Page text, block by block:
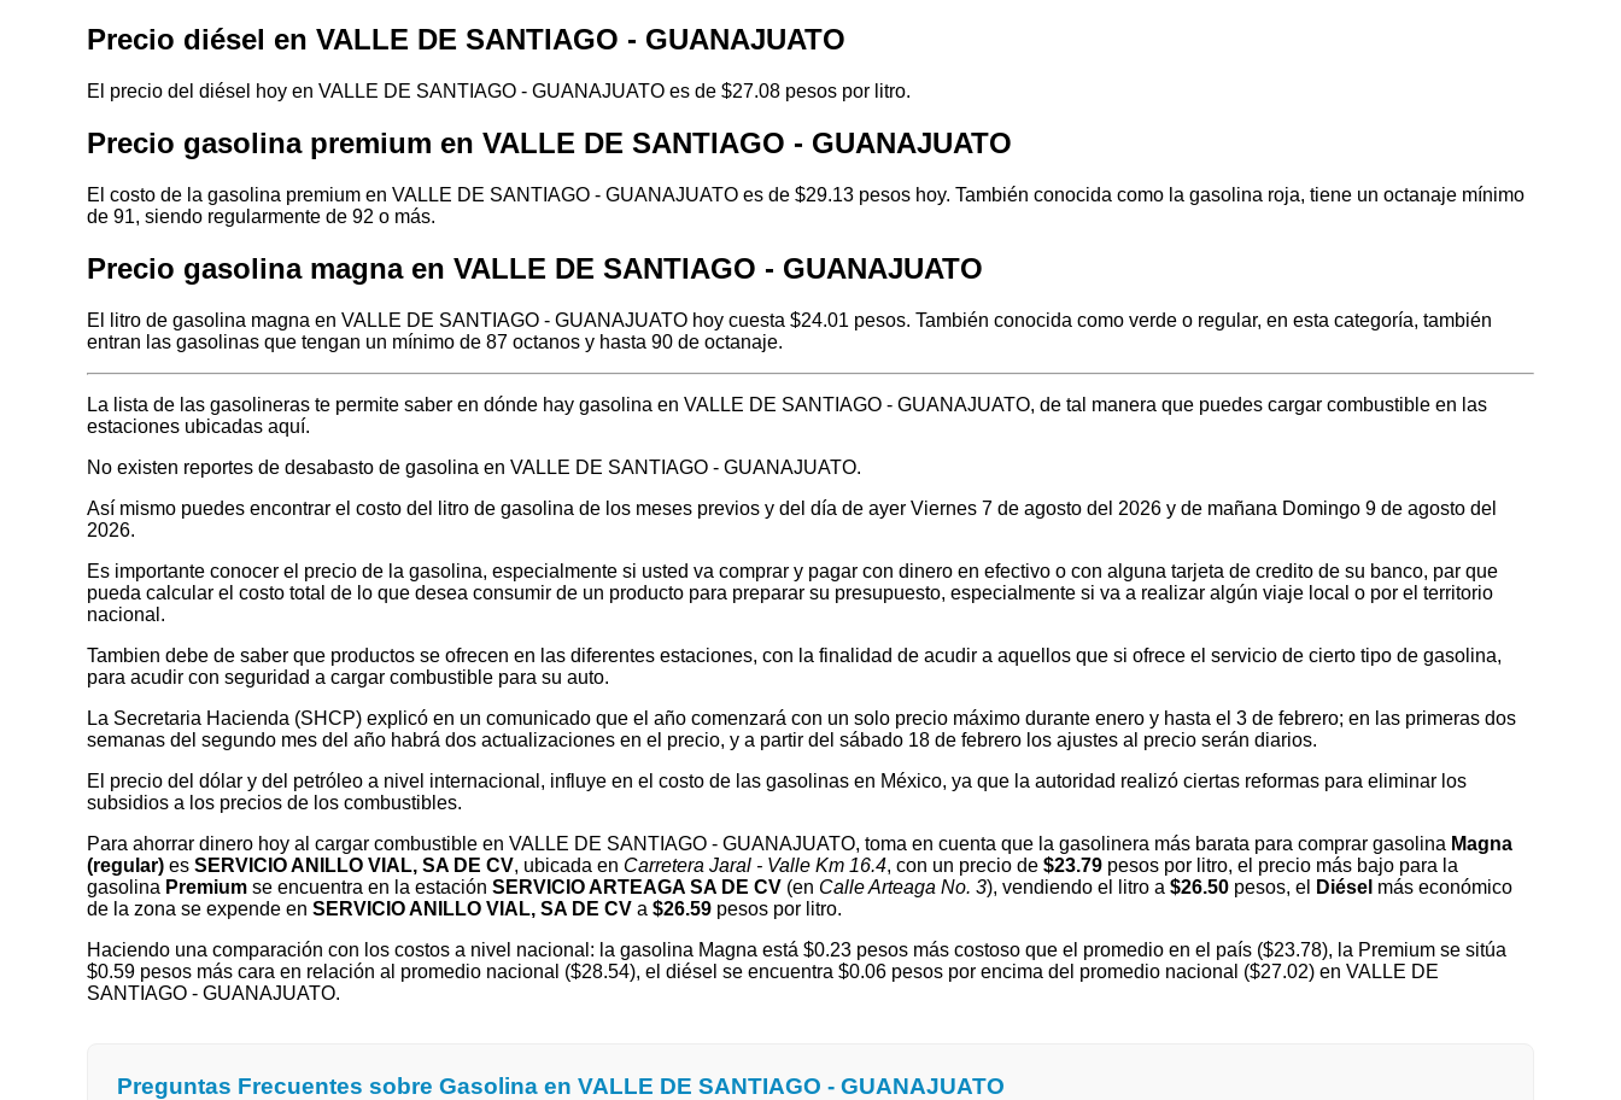
Precio diésel en VALLE DE SANTIAGO - GUANAJUATO
El precio del diésel hoy en VALLE DE SANTIAGO - GUANAJUATO es de $27.08 pesos por litro.
Precio gasolina premium en VALLE DE SANTIAGO - GUANAJUATO
El costo de la gasolina premium en VALLE DE SANTIAGO - GUANAJUATO es de $29.13 pesos hoy. También conocida como la gasolina roja, tiene un octanaje mínimo
de 91, siendo regularmente de 92 o más.
Precio gasolina magna en VALLE DE SANTIAGO - GUANAJUATO
El litro de gasolina magna en VALLE DE SANTIAGO - GUANAJUATO hoy cuesta $24.01 pesos. También conocida como verde o regular, en esta categoría, también
entran las gasolinas que tengan un mínimo de 87 octanos y hasta 90 de octanaje.
La lista de las gasolineras te permite saber en dónde hay gasolina en VALLE DE SANTIAGO - GUANAJUATO, de tal manera que puedes cargar combustible en las
estaciones ubicadas aquí.
No existen reportes de desabasto de gasolina en VALLE DE SANTIAGO - GUANAJUATO.
Así mismo puedes encontrar el costo del litro de gasolina de los meses previos y del día de ayer Viernes 7 de agosto del 2026 y de mañana Domingo 9 de agosto del
2026.
Es importante conocer el precio de la gasolina, especialmente si usted va comprar y pagar con dinero en efectivo o con alguna tarjeta de credito de su banco, par que
pueda calcular el costo total de lo que desea consumir de un producto para preparar su presupuesto, especialmente si va a realizar algún viaje local o por el territorio
nacional.
Tambien debe de saber que productos se ofrecen en las diferentes estaciones, con la finalidad de acudir a aquellos que si ofrece el servicio de cierto tipo de gasolina,
para acudir con seguridad a cargar combustible para su auto.
La Secretaria Hacienda (SHCP) explicó en un comunicado que el año comenzará con un solo precio máximo durante enero y hasta el 3 de febrero; en las primeras dos
semanas del segundo mes del año habrá dos actualizaciones en el precio, y a partir del sábado 18 de febrero los ajustes al precio serán diarios.
El precio del dólar y del petróleo a nivel internacional, influye en el costo de las gasolinas en México, ya que la autoridad realizó ciertas reformas para eliminar los
subsidios a los precios de los combustibles.
Para ahorrar dinero hoy al cargar combustible en VALLE DE SANTIAGO - GUANAJUATO, toma en cuenta que la gasolinera más barata para comprar gasolina Magna
(regular) es SERVICIO ANILLO VIAL, SA DE CV, ubicada en Carretera Jaral - Valle Km 16.4, con un precio de $23.79 pesos por litro, el precio más bajo para la
gasolina Premium se encuentra en la estación SERVICIO ARTEAGA SA DE CV (en Calle Arteaga No. 3), vendiendo el litro a $26.50 pesos, el Diésel más económico
de la zona se expende en SERVICIO ANILLO VIAL, SA DE CV a $26.59 pesos por litro.
Haciendo una comparación con los costos a nivel nacional: la gasolina Magna está $0.23 pesos más costoso que el promedio en el país ($23.78), la Premium se sitúa
$0.59 pesos más cara en relación al promedio nacional ($28.54), el diésel se encuentra $0.06 pesos por encima del promedio nacional ($27.02) en VALLE DE
SANTIAGO - GUANAJUATO.
Preguntas Frecuentes sobre Gasolina en VALLE DE SANTIAGO - GUANAJUATO